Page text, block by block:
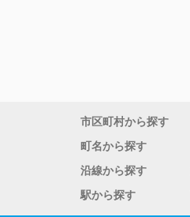
市区町村から探す
町名から探す
沿線から探す
駅から探す